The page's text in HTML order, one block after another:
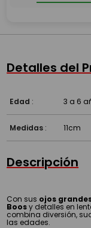
Detalles del
Edad : 3 a 6
Medidas : 11cm
Descripción
Con sus ojos
Boosy detalles en
combina diversión,
las edades.